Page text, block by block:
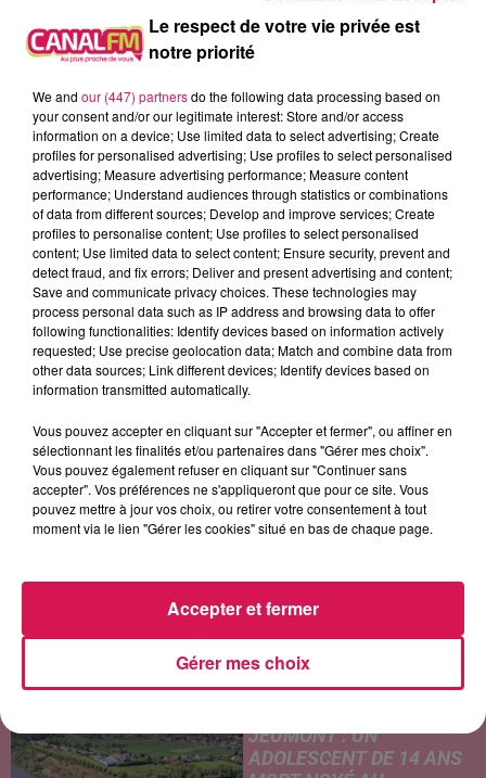
0h00 - 6h00
4h50
4h50
KUNGS
Never Going Home
4h48
4h48
MIKI
Ça Pik Un Peu Quand
Même
4h45
4h45
MARTIN GARRIX
Repeat It
LES ARTICLES LES PLUS CONSULTÉS
THIÉRACHE
Un temps typiquement estival
et changeant concerne nos
secteurs ce lundi 3 août. Entre
l'après-midi et un risque
d'averses orageuses...
JEUMONT : UN
ADOLESCENT DE 14 ANS
Le respect de votre vie privée est
notre priorité
We and our (447) partnersdo the following data processing based on
your consent and/or our legitimate interest: Store and/or access
information on a device; Use limited data to select advertising; Create
profiles for personalised advertising; Use profiles to select personalised
advertising; Measure advertising performance; Measure content
performance; Understand audiences through statistics or combinations
of data from different sources; Develop and improve services; Create
profiles to personalise content; Use profiles to select personalised
content; Use limited data to select content; Ensure security, prevent and
detect fraud, and fix errors; Deliver and present advertising and content;
Save and communicate privacy choices. These technologies may
process personal data such as IP address and browsing data to offer
following functionalities: Identify devices based on information actively
requested; Use precise geolocation data; Match and combine data from
other data sources; Link different devices; Identify devices based on
information transmitted automatically.
Vous pouvez accepter en cliquant sur "Accepter et fermer", ou affiner en
sélectionnant les finalités et/ou partenaires dans "Gérer mes choix".
Vous pouvez également refuser en cliquant sur "Continuer sans
accepter". Vos préférences ne s'appliqueront que pour ce site. Vous
pouvez mettre à jour vos choix, ou retirer votre consentement à tout
moment via le lien "Gérer les cookies" situé en bas de chaque page.
Gérer mes choix
Accepter et fermer